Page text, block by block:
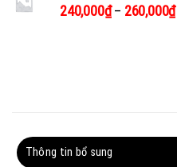
240,000₫– 260,000₫
Thông tin bổ sung